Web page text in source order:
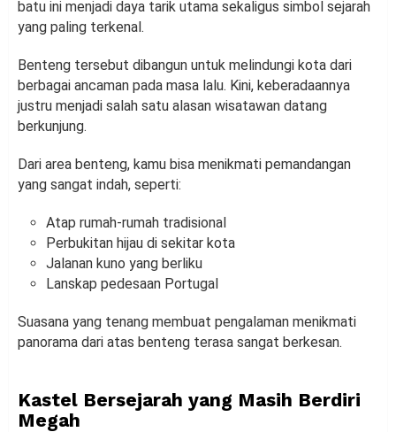
batu ini menjadi daya tarik utama sekaligus simbol sejarah
yang paling terkenal.
Benteng tersebut dibangun untuk melindungi kota dari
berbagai ancaman pada masa lalu. Kini, keberadaannya
justru menjadi salah satu alasan wisatawan datang
berkunjung.
Dari area benteng, kamu bisa menikmati pemandangan
yang sangat indah, seperti:
Atap rumah-rumah tradisional
Perbukitan hijau di sekitar kota
Jalanan kuno yang berliku
Lanskap pedesaan Portugal
Suasana yang tenang membuat pengalaman menikmati
panorama dari atas benteng terasa sangat berkesan.
Kastel Bersejarah yang Masih Berdiri
Megah